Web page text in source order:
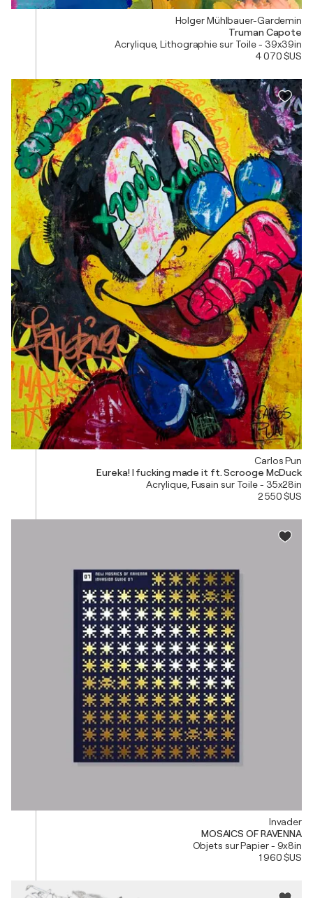
Holger Mühlbauer-Gardemin
Truman Capote
Acrylique, Lithographie sur Toile - 39x39in
4 070 $US
Carlos Pun
Eureka! I fucking made it ft. Scrooge McDuck
Acrylique, Fusain sur Toile - 35x28in
2 550 $US
Invader
MOSAICS OF RAVENNA
Objets sur Papier - 9x8in
1 960 $US